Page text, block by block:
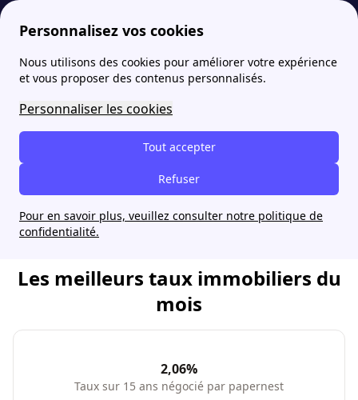
Personnalisez vos cookies
Nous utilisons des cookies pour améliorer votre expérience
et vous proposer des contenus personnalisés.
Personnaliser les cookies
Tout accepter
Refuser
Pour en savoir plus, veuillez consulter notre politique de
confidentialité.
Nos courtiers négocient directement les
meilleurs taux pour votre projet
Les meilleurs taux immobiliers du
mois
2,06%
Taux sur 15 ans négocié par papernest